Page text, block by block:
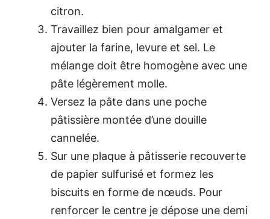
citron.
Travaillez bien pour amalgamer et
ajouter la farine, levure et sel. Le
mélange doit être homogène avec une
pâte légèrement molle.
Versez la pâte dans une poche
pâtissière montée d’une douille
cannelée.
Sur une plaque à pâtisserie recouverte
de papier sulfurisé et formez les
biscuits en forme de nœuds. Pour
renforcer le centre je dépose une demi